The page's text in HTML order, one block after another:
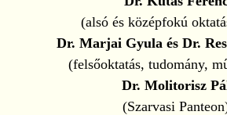
(alsó és középfokú
Dr. Marjai Gyula és Dr.
(felsőoktatás, tudomány,
Dr. Molitorisz
(Szarvasi